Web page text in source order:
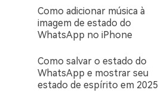
Como adicionar música à
imagem de estado do
WhatsApp no iPhone
Como salvar o estado do
WhatsApp e mostrar seu
estado de espírito em 2025